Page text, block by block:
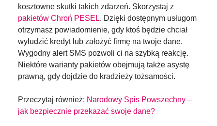
kosztowne skutki takich zdarzeń. Skorzystaj z
pakietów Chroń PESEL. Dzięki dostępnym usługom
otrzymasz powiadomienie, gdy ktoś będzie chciał
wyłudzić kredyt lub założyć firmę na twoje dane.
Wygodny alert SMS pozwoli ci na szybką reakcję.
Niektóre warianty pakietów obejmują także asystę
prawną, gdy dojdzie do kradzieży tożsamości.
Przeczytaj również: Narodowy Spis Powszechny –
jak bezpiecznie przekazać swoje dane?